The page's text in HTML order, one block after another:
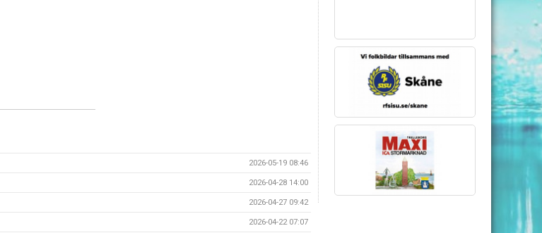
2026-05-19 08:46
2026-04-28 14:00
2026-04-27 09:42
2026-04-22 07:07